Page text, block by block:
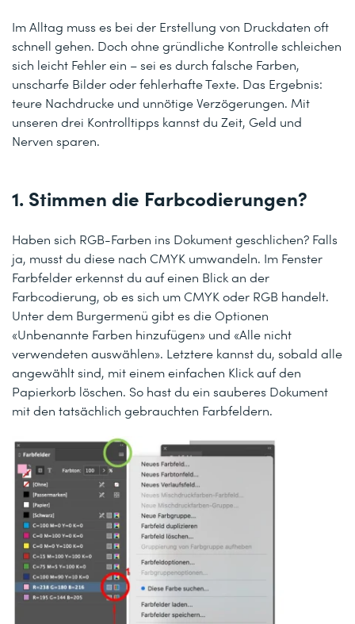
Im Alltag muss es bei der Erstellung von Druckdaten oft
schnell gehen. Doch ohne gründliche Kontrolle schleichen
sich leicht Fehler ein – sei es durch falsche Farben,
unscharfe Bilder oder fehlerhafte Texte. Das Ergebnis:
teure Nachdrucke und unnötige Verzögerungen. Mit
unseren drei Kontrolltipps kannst du Zeit, Geld und
Nerven sparen.
1. Stimmen die Farbcodierungen?
Haben sich RGB-Farben ins Dokument geschlichen? Falls
ja, musst du diese nach CMYK umwandeln. Im Fenster
Farbfelder erkennst du auf einen Blick an der
Farbcodierung, ob es sich um CMYK oder RGB handelt.
Unter dem Burgermenü gibt es die Optionen
«Unbenannte Farben hinzufügen» und «Alle nicht
verwendeten auswählen». Letztere kannst du, sobald alle
angewählt sind, mit einem einfachen Klick auf den
Papierkorb löschen. So hast du ein sauberes Dokument
mit den tatsächlich gebrauchten Farbfeldern.